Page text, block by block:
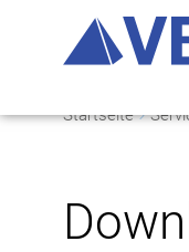
Startseite